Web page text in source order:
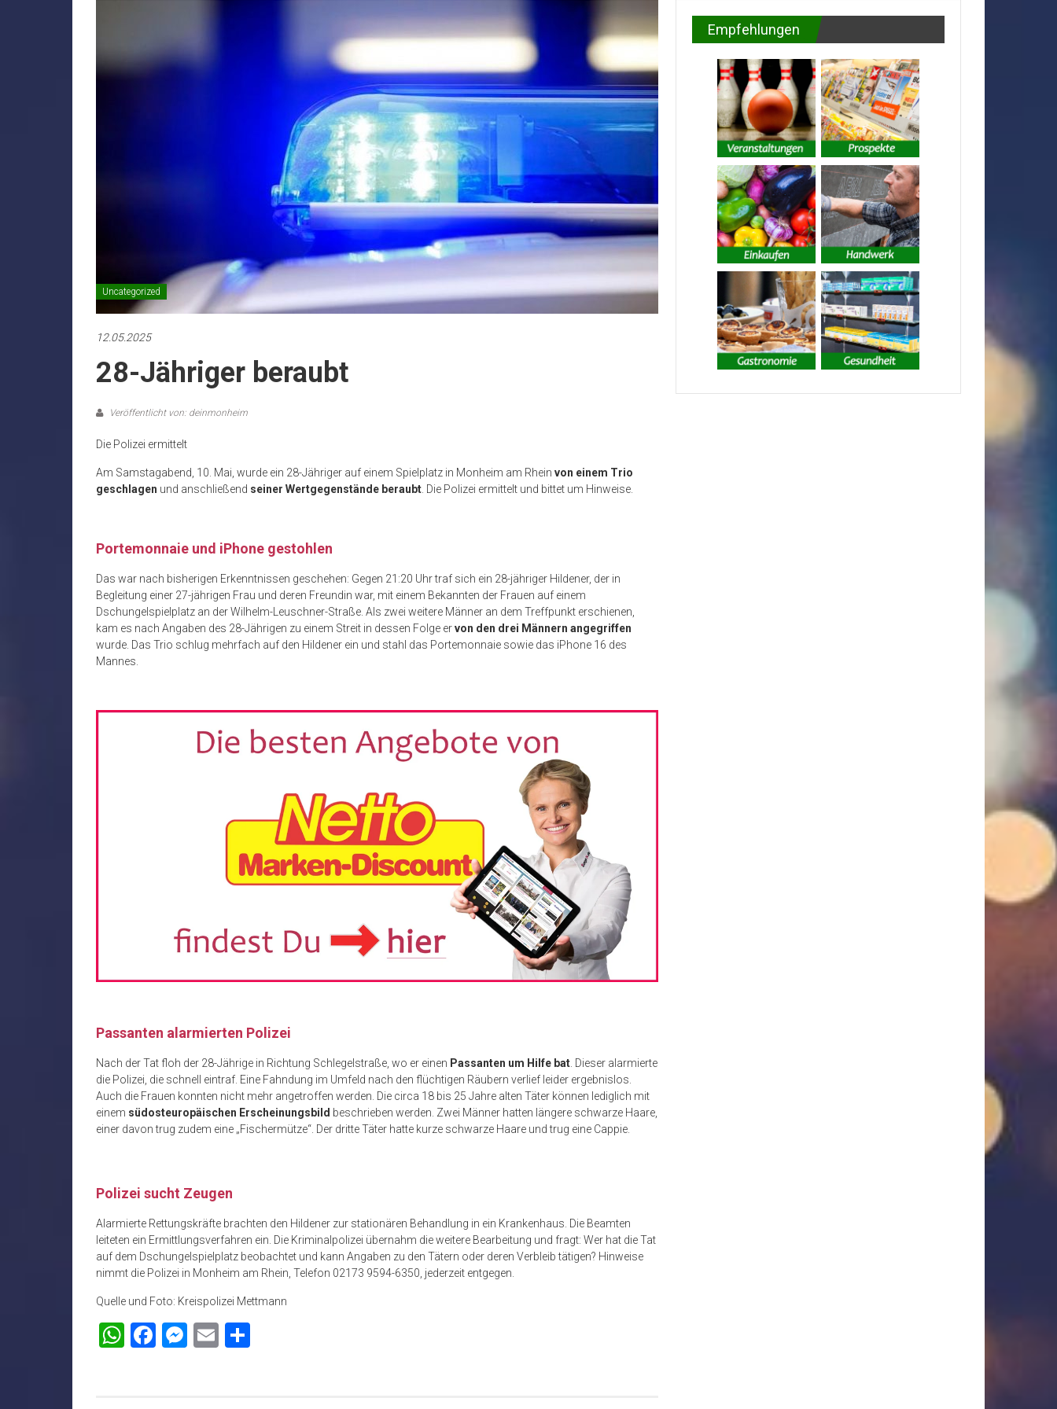
Uncategorized
12.05.2025
28-Jähriger beraubt
Veröffentlicht von: deinmonheim
Die Polizei ermittelt
Am Samstagabend, 10. Mai, wurde ein 28-Jähriger auf einem Spielplatz in Monheim am Rhein von einem Trio
geschlagen und anschließend seiner Wertgegenstände beraubt . Die Polizei ermittelt und bittet um Hinweise.
Portemonnaie und iPhone gestohlen
Das war nach bisherigen Erkenntnissen geschehen: Gegen 21:20 Uhr traf sich ein 28-jähriger Hildener, der in
Begleitung einer 27-jährigen Frau und deren Freundin war, mit einem Bekannten der Frauen auf einem
Dschungelspielplatz an der Wilhelm-Leuschner-Straße. Als zwei weitere Männer an dem Treffpunkt erschienen,
kam es nach Angaben des 28-Jährigen zu einem Streit in dessen Folge ervon den drei Männern angegriffen
wurde. Das Trio schlug mehrfach auf den Hildener ein und stahl das Portemonnaie sowie das iPhone 16 des
Mannes.
Passanten alarmierten Polizei
Nach der Tat floh der 28-Jährige in Richtung Schlegelstraße, wo er einen Passanten um Hilfe bat . Dieser alarmierte
die Polizei, die schnell eintraf. Eine Fahndung im Umfeld nach den flüchtigen Räubern verlief leider ergebnislos.
Auch die Frauen konnten nicht mehr angetroffen werden. Die circa 18 bis 25 Jahre alten Täter können lediglich mit
einem südosteuropäischen Erscheinungsbild beschrieben werden. Zwei Männer hatten längere schwarze Haare,
einer davon trug zudem eine „Fischermütze“. Der dritte Täter hatte kurze schwarze Haare und trug eine Cappie.
Polizei sucht Zeugen
Alarmierte Rettungskräfte brachten den Hildener zur stationären Behandlung in ein Krankenhaus. Die Beamten
leiteten ein Ermittlungsverfahren ein. Die Kriminalpolizei übernahm die weitere Bearbeitung und fragt: Wer hat die Tat
auf dem Dschungelspielplatz beobachtet und kann Angaben zu den Tätern oder deren Verbleib tätigen? Hinweise
nimmt die Polizei in Monheim am Rhein, Telefon 02173 9594-6350, jederzeit entgegen.
Quelle und Foto: Kreispolizei Mettmann
WhatsApp
Facebook
Messenger
Email
Empfehlungen